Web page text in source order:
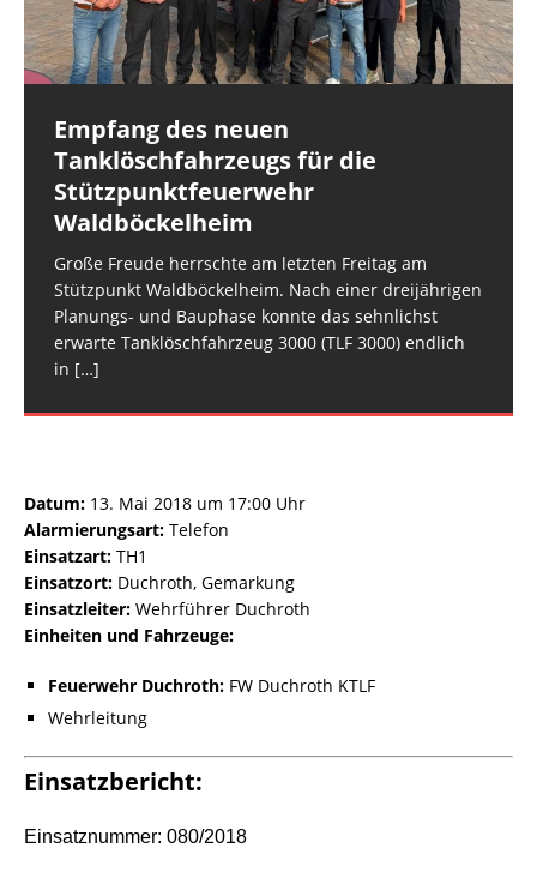
Empfang des neuen
Tanklöschfahrzeugs für die
Stützpunktfeuerwehr
Waldböckelheim
Große Freude herrschte am letzten Freitag am
Stützpunkt Waldböckelheim. Nach einer dreijährigen
Planungs- und Bauphase konnte das sehnlichst
erwarte Tanklöschfahrzeug 3000 (TLF 3000) endlich
in […]
Rüdesheim: Notfalltüröffnung
Datum: 5. August 2026 um
08:41 UhrAlarmierungsart: DME,
GroupAlarmEinsatzart: Hilfeleistungseinsatz H2 >
NahestraßeEinsatzleiter: Wehrleiter VG
RüdesheimEinheiten und Fahrzeuge: Einsatzgruppe
DLZ: Einsatzgruppe DLZ mit[…]
Gruppenführer Rüdesheim 45Einheiten und
Fahrzeuge: Feuerwehr Rüdesheim: FW […]
Brandeinsatz B1.05 (Fehlalarm)Einsatzort: Roxheim,
Gemarkung Ri. St. KatharinenEinsatzleiter:
Wehrleiter-Stellvertreter 2 VG RüdesheimEinheiten
und Fahrzeuge:[…]
Sprendlingen, Gau-Bickelheimer StraßeEinsatzleiter:
BKI Landkreis Mainz-BingenEinheiten und
Fahrzeuge: Feuerwehr Hargesheim-Roxheim: FW
Hargesheim-Roxheim LF 20 KatS[…]
Datum: 13. Mai 2018 um 17:00 Uhr
Alarmierungsart: Telefon
Einsatzart: TH1
Einsatzort: Duchroth, Gemarkung
Einsatzleiter: Wehrführer Duchroth
Einheiten und Fahrzeuge:
Feuerwehr Duchroth: FW Duchroth KTLF
Wehrleitung
Einsatzbericht:
Einsatznummer: 080/2018